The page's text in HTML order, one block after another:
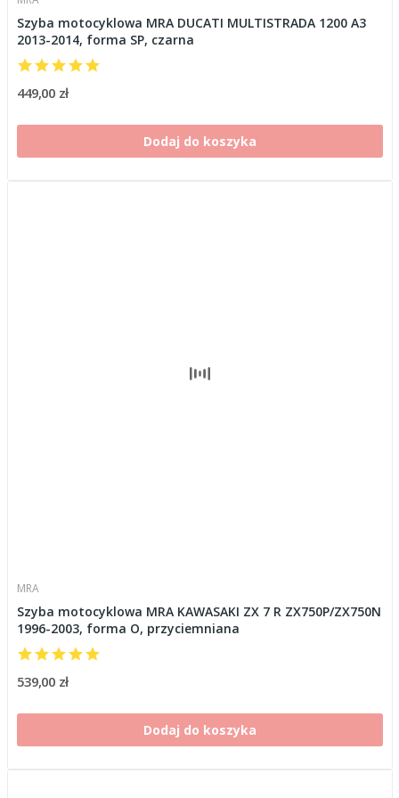
Szyba motocyklowa MRA DUCATI MULTISTRADA 1200 A3
2013-2014, forma SP, czarna
449,00 zł
Dodaj do koszyka
MRA
Szyba motocyklowa MRA KAWASAKI ZX 7 R ZX750P/ZX750N
1996-2003, forma O, przyciemniana
539,00 zł
Dodaj do koszyka